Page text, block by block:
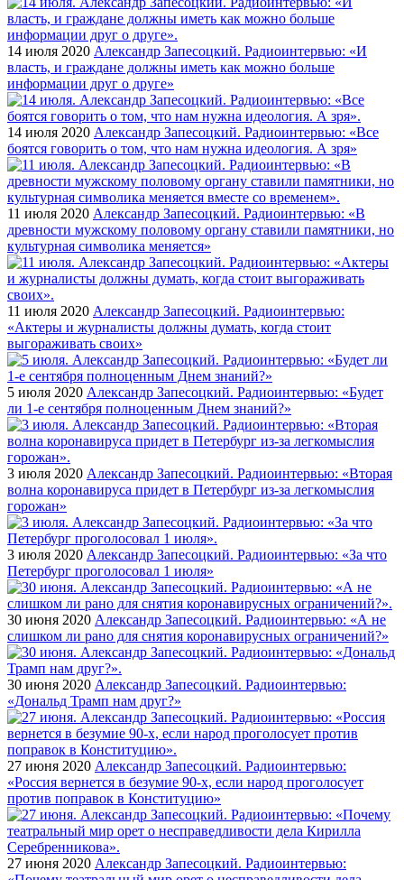
14 июля 2020 Александр Запесоцкий. Радиоинтервью: «И
власть, и граждане должны иметь как можно больше
информации друг о друге»
14 июля 2020 Александр Запесоцкий. Радиоинтервью: «Все
боятся говорить о том, что нам нужна идеология. А зря»
11 июля 2020 Александр Запесоцкий. Радиоинтервью: «В
древности мужскому половому органу ставили памятники, но
культурная символика меняется»
11 июля 2020 Александр Запесоцкий. Радиоинтервью:
«Актеры и журналисты должны думать, когда стоит
выгораживать своих»
5 июля 2020 Александр Запесоцкий. Радиоинтервью: «Будет
ли 1-е сентября полноценным Днем знаний?»
3 июля 2020 Александр Запесоцкий. Радиоинтервью: «Вторая
волна коронавируса придет в Петербург из-за легкомыслия
горожан»
3 июля 2020 Александр Запесоцкий. Радиоинтервью: «За что
Петербург проголосовал 1 июля»
30 июня 2020 Александр Запесоцкий. Радиоинтервью: «А не
слишком ли рано для снятия коронавирусных ограничений?»
30 июня 2020 Александр Запесоцкий. Радиоинтервью:
«Дональд Трамп нам друг?»
27 июня 2020 Александр Запесоцкий. Радиоинтервью:
«Россия вернется в безумие 90-х, если народ проголосует
против поправок в Конституцию»
27 июня 2020 Александр Запесоцкий. Радиоинтервью: